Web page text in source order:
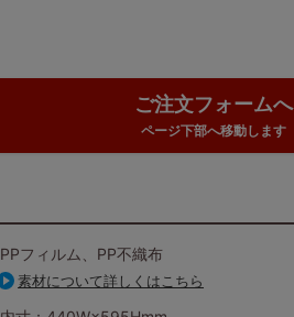
ご注文フォームへ
ページ下部へ移動します
PPフィルム、PP不織布
素材について詳しくはこちら